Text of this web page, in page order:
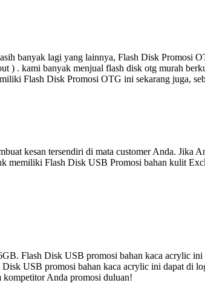
banyak lagi yang lainnya, Flash Disk Promosi
) . kami banyak menjual flash disk otg murah
Flash Disk Promosi OTG ini sekarang juga,
kesan tersendiri di mata customer Anda. Jika
Flash Disk USB Promosi bahan kulit
Flash Disk USB promosi bahan kaca acrylic
USB promosi bahan kaca acrylic ini dapat di
Anda promosi duluan!